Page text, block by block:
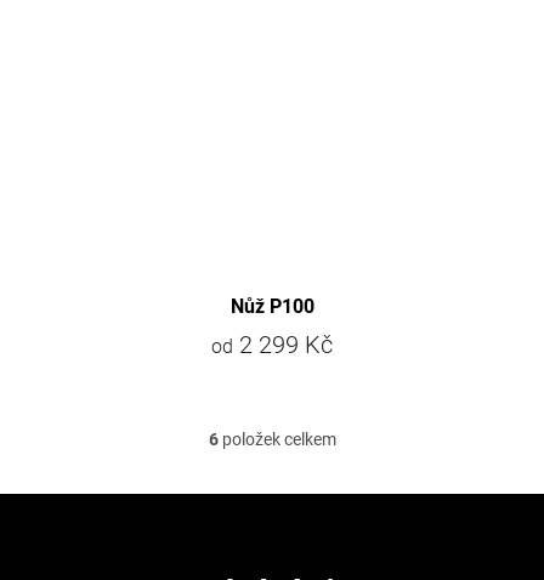
Nůž P100
od 2 299 Kč
O
l
6položek celkem